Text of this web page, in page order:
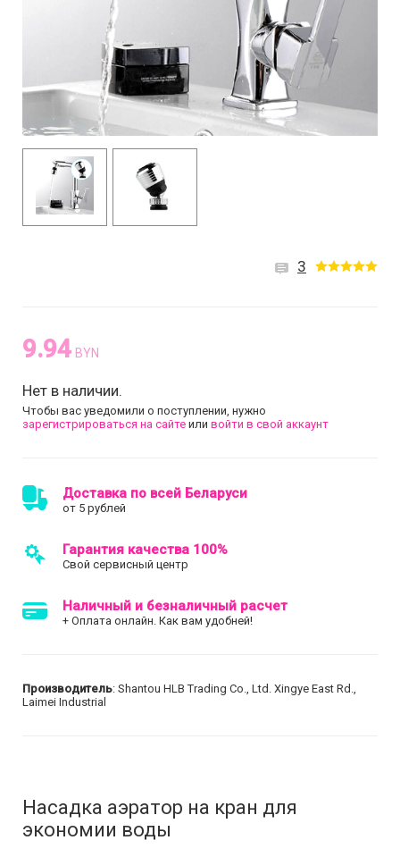
3
9.94 BYN
Нет в наличии.
Чтобы вас уведомили о поступлении, нужно
зарегистрироваться на сайте или войти в свой аккаунт
Доставка по всей Беларуси
от 5 рублей
Гарантия качества 100%
Свой сервисный центр
Наличный и безналичный расчет
+ Оплата онлайн. Как вам удобней!
Производитель: Shantou HLB Trading Co., Ltd. Xingye East Rd.,
Laimei Industrial
Насадка аэратор на кран для
экономии воды